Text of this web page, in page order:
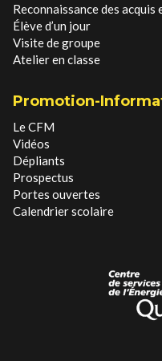
Reconnaissance des acquis
Élève d’un jour
Visite de groupe
Atelier en classe
Promotion-
Le CFM
Vidéos
Dépliants
Prospectus
Portes ouvertes
Calendrier scolaire